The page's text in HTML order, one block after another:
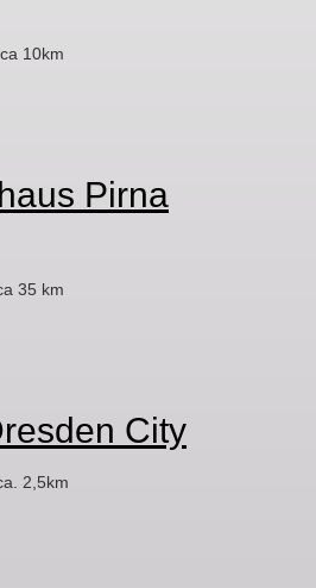
10km
Pirna
35 km
City
2,5km